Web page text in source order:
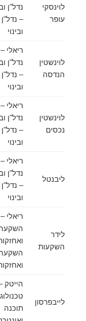
לוינסקי
עופר
נדל"ן ובינוי
– נדל"ן
ובינוי
לוינשטין
הנדסה
ריאלי –
נדל"ן ובינוי
– נדל"ן
ובינוי
לוינשטין
נכסים
ריאלי –
נדל"ן ובינוי
– נדל"ן
ובינוי
ליבנטל
ריאלי –
נדל"ן ובינוי
– נדל"ן
ובינוי
לידר
השקעות
ריאלי –
השקעה
ואחזקות –
השקעה
ואחזקות
לייבפרסון
הייטק –
טכנולוגיה –
תוכנה